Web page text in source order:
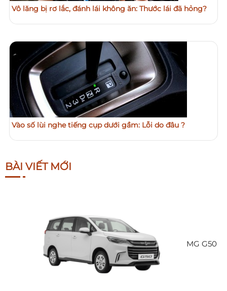
Vô lăng bị rơ lắc, đánh lái không ăn: Thước lái đã hỏng?
Vào số lùi nghe tiếng cụp dưới gầm: Lỗi do đâu ?
BÀI VIẾT MỚI
MG G50